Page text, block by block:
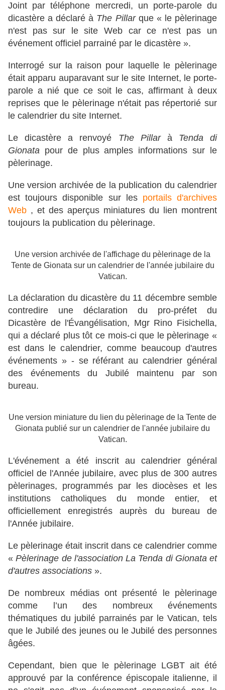
Joint par téléphone mercredi, un porte-parole du
dicastère a déclaré à The Pillarque « le pèlerinage
n'est pas sur le site Web car ce n'est pas un
événement officiel parrainé par le dicastère ».
Interrogé sur la raison pour laquelle le pèlerinage
était apparu auparavant sur le site Internet, le porte-
parole a nié que ce soit le cas, affirmant à deux
reprises que le pèlerinage n'était pas répertorié sur
le calendrier du site Internet.
Le dicastère a renvoyé The Pillarà Tenda di
Gionata pour de plus amples informations sur le
pèlerinage.
Une version archivée de la publication du calendrier
est toujours disponible sur les portails d'archives
Web , et des aperçus miniatures du lien montrent
toujours la publication du pèlerinage.
Une version archivée de l'affichage du pèlerinage de la
Tente de Gionata sur un calendrier de l'année jubilaire du
Vatican.
La déclaration du dicastère du 11 décembre semble
contredire une déclaration du pro-préfet du
Dicastère de l'Évangélisation, Mgr Rino Fisichella,
qui a déclaré plus tôt ce mois-ci que le pèlerinage «
est dans le calendrier, comme beaucoup d'autres
événements » - se référant au calendrier général
des événements du Jubilé maintenu par son
bureau.
Une version miniature du lien du pèlerinage de la Tente de
Gionata publié sur un calendrier de l'année jubilaire du
Vatican.
L'événement a été inscrit au calendrier général
officiel de l'Année jubilaire, avec plus de 300 autres
pèlerinages, programmés par les diocèses et les
institutions catholiques du monde entier, et
officiellement enregistrés auprès du bureau de
l'Année jubilaire.
Le pèlerinage était inscrit dans ce calendrier comme
« Pèlerinage de l'association La Tenda di Gionata et
d'autres associations ».
De nombreux médias ont présenté le pèlerinage
comme l’un des nombreux événements
thématiques du jubilé parrainés par le Vatican, tels
que le Jubilé des jeunes ou le Jubilé des personnes
âgées.
Cependant, bien que le pèlerinage LGBT ait été
approuvé par la conférence épiscopale italienne, il